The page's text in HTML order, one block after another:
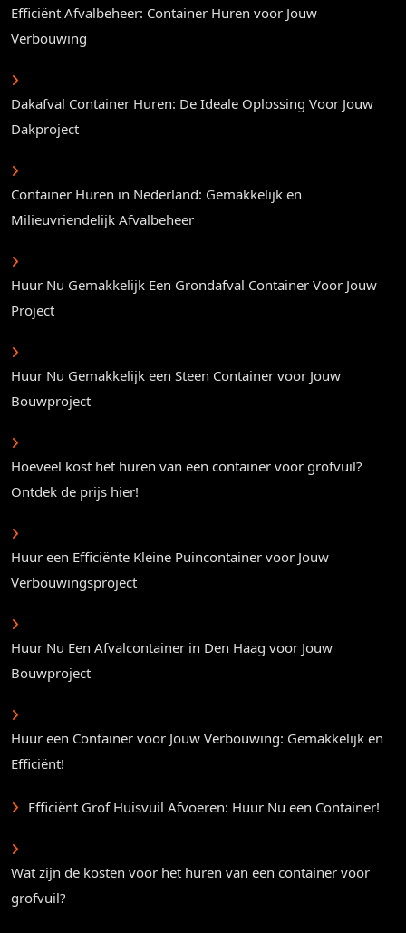
Efficiënt Afvalbeheer: Container Huren voor Jouw
Verbouwing
Dakafval Container Huren: De Ideale Oplossing Voor Jouw
Dakproject
Container Huren in Nederland: Gemakkelijk en
Milieuvriendelijk Afvalbeheer
Huur Nu Gemakkelijk Een Grondafval Container Voor Jouw
Project
Huur Nu Gemakkelijk een Steen Container voor Jouw
Bouwproject
Hoeveel kost het huren van een container voor grofvuil?
Ontdek de prijs hier!
Huur een Efficiënte Kleine Puincontainer voor Jouw
Verbouwingsproject
Huur Nu Een Afvalcontainer in Den Haag voor Jouw
Bouwproject
Huur een Container voor Jouw Verbouwing: Gemakkelijk en
Efficiënt!
Efficiënt Grof Huisvuil Afvoeren: Huur Nu een Container!
Wat zijn de kosten voor het huren van een container voor
grofvuil?